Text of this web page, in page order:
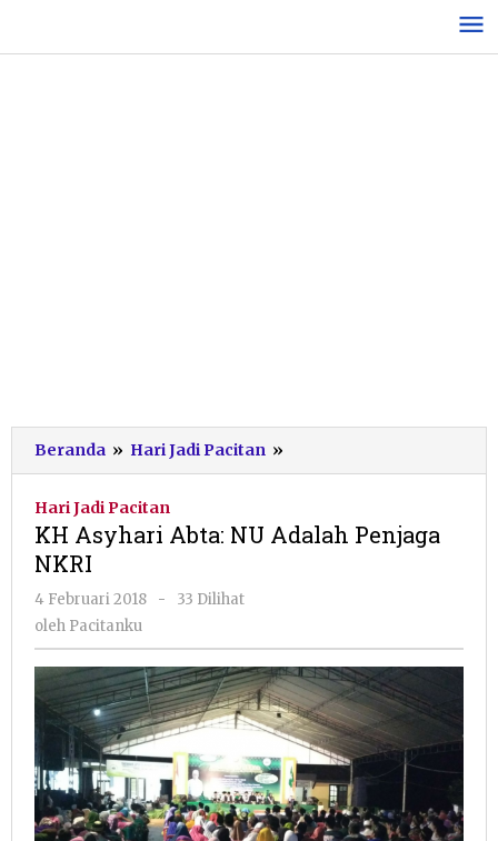
konten
Beranda » Hari Jadi Pacitan »
Asyhari
Adalah
Hari Jadi Pacitan
KH Asyhari Abta: NU Adalah Penjaga
NKRI
4 Februari 2018
oleh
-
33 Dilihat
oleh Pacitanku